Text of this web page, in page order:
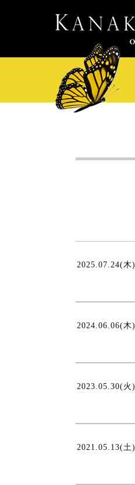
2025.07.24(木)
2024.06.06(木)
2023.05.30(火)
2021.05.13(土)